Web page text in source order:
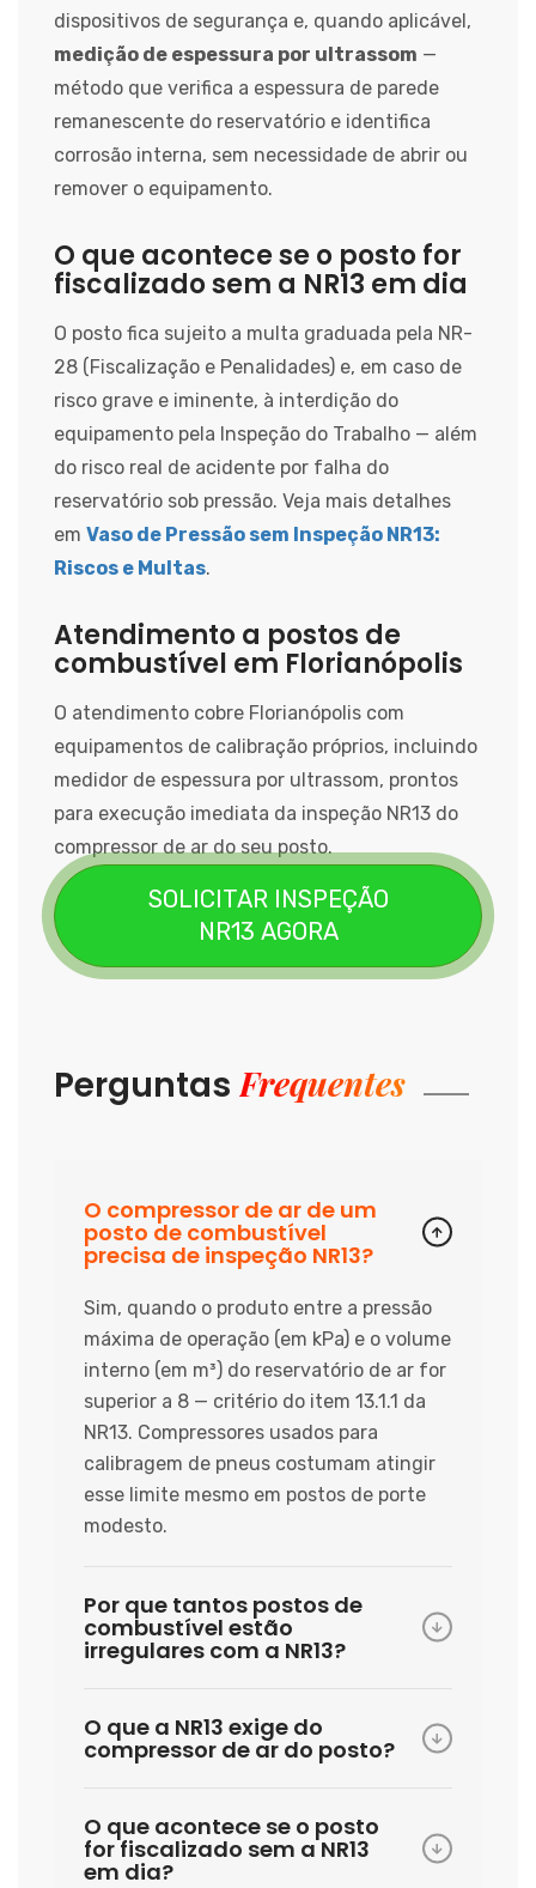
dispositivos de segurança e, quando aplicável,
medição de espessura por ultrassom —
método que verifica a espessura de parede
remanescente do reservatório e identifica
corrosão interna, sem necessidade de abrir ou
remover o equipamento.
O que acontece se o posto for
fiscalizado sem a NR13 em dia
O posto fica sujeito a multa graduada pela NR-
28 (Fiscalização e Penalidades) e, em caso de
risco grave e iminente, à interdição do
equipamento pela Inspeção do Trabalho — além
do risco real de acidente por falha do
reservatório sob pressão. Veja mais detalhes
em Vaso de Pressão sem Inspeção NR13:
Riscos e Multas.
Atendimento a postos de
combustível em Florianópolis
O atendimento cobre Florianópolis com
equipamentos de calibração próprios, incluindo
medidor de espessura por ultrassom, prontos
para execução imediata da inspeção NR13 do
compressor de ar do seu posto.
SOLICITAR INSPEÇÃO
NR13 AGORA
Perguntas Frequentes
O compressor de ar de um
posto de combustível
precisa de inspeção NR13?
Sim, quando o produto entre a pressão
máxima de operação (em kPa) e o volume
interno (em m³) do reservatório de ar for
superior a 8 — critério do item 13.1.1 da
NR13. Compressores usados para
calibragem de pneus costumam atingir
esse limite mesmo em postos de porte
modesto.
Por que tantos postos de
combustível estão
irregulares com a NR13?
O que a NR13 exige do
compressor de ar do posto?
O que acontece se o posto
for fiscalizado sem a NR13
em dia?